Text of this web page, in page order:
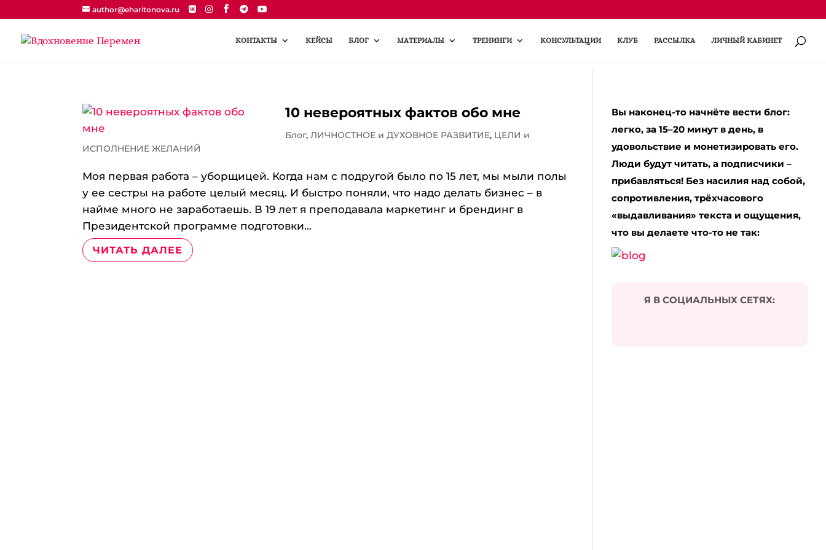
author@eharitonova.ru
КОНТАКТЫ КЕЙСЫ БЛОГ МАТЕРИАЛЫ ТРЕНИНГИ КОНСУЛЬТАЦИИ КЛУБ РАССЫЛКА ЛИЧНЫЙ КАБИНЕТ
10 невероятных фактов обо мне
Блог,ЛИЧНОСТНОЕ и ДУХОВНОЕ РАЗВИТИЕ, ЦЕЛИ и
ИСПОЛНЕНИЕ ЖЕЛАНИЙ
Моя первая работа – уборщицей. Когда нам с подругой было по 15 лет, мы мыли полы
у ее сестры на работе целый месяц. И быстро поняли, что надо делать бизнес – в
найме много не заработаешь. В 19 лет я преподавала маркетинг и брендинг в
Президентской программе подготовки...
ЧИТАТЬ ДАЛЕЕ
Вы наконец-то начнёте вести блог:
легко, за 15–20 минут в день, в
удовольствие и монетизировать его.
Люди будут читать, а подписчики –
прибавляться! Без насилия над собой,
сопротивления, трёхчасового
«выдавливания» текста и ощущения,
что вы делаете что-то не так:
Я В СОЦИАЛЬНЫХ СЕТЯХ: